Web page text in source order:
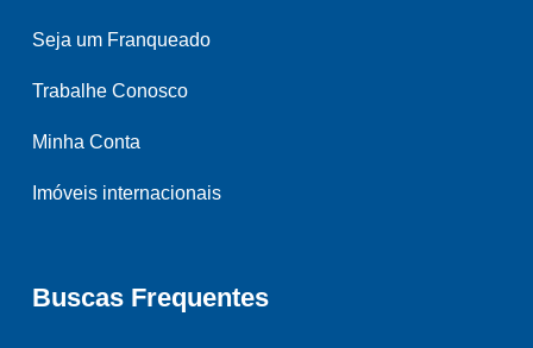
Seja um Franqueado
Trabalhe Conosco
Minha Conta
Imóveis internacionais
Buscas Frequentes